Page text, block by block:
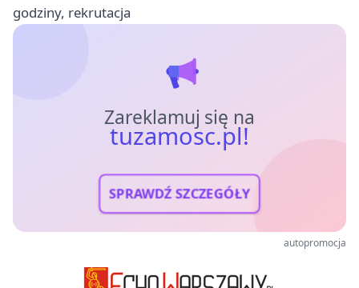
godziny, rekrutacja
Zareklamuj się na
tuzamosc.pl!
SPRAWDŹ SZCZEGÓŁY
autopromocja